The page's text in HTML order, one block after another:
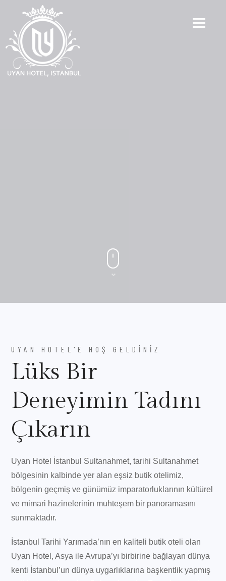
UYAN HOTEL'E HOŞ GELDINIZ
Lüks Bir
Deneyimin Tadını
Çıkarın
Uyan Hotel İstanbul Sultanahmet, tarihi Sultanahmet
bölgesinin kalbinde yer alan eşsiz butik otelimiz,
bölgenin geçmiş ve günümüz imparatorluklarının kültürel
ve mimari hazinelerinin muhteşem bir panoramasını
sunmaktadır.
İstanbul Tarihi Yarımada’nın en kaliteli butik oteli olan
Uyan Hotel, Asya ile Avrupa’yı birbirine bağlayan dünya
kenti İstanbul’un dünya uygarlıklarına başkentlik yapmış